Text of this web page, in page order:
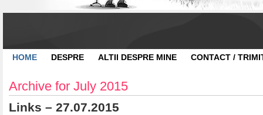
HOME DESPRE ALTII DESPRE MINE CONTACT /
Archive for July 2015
Links – 27.07.2015